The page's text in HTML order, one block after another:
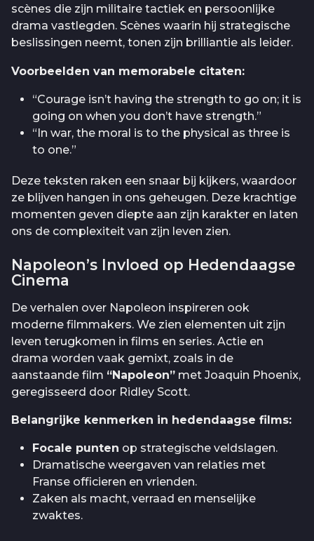
scènes die zijn militaire tactiek en persoonlijke
drama vastlegden. Scènes waarin hij strategische
beslissingen neemt, tonen zijn brilliantie als leider.
Voorbeelden van memorabele citaten:
“Courage isn’t having the strength to go on; it is
going on when you don’t have strength.”
“In war, the moral is to the physical as three is
to one.”
Deze teksten raken een snaar bij kijkers, waardoor
ze blijven hangen in ons geheugen. Deze krachtige
momenten geven diepte aan zijn karakter en laten
ons de complexiteit van zijn leven zien.
Napoleon’s Invloed op Hedendaagse
Cinema
De verhalen over Napoleon inspireren ook
moderne filmmakers. We zien elementen uit zijn
leven terugkomen in films en series. Actie en
drama worden vaak gemixt, zoals in de
aanstaande film “Napoleon” met Joaquin Phoenix,
geregisseerd door Ridley Scott.
Belangrijke kenmerken in hedendaagse films:
Focale punten op strategische veldslagen.
Dramatische weergaven van relaties met
Franse officieren en vrienden.
Zaken als macht, verraad en menselijke
zwaktes.